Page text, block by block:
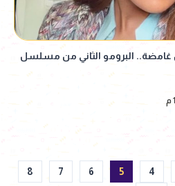
البرومو الثاني من مسلسل
4
5
6
7
8